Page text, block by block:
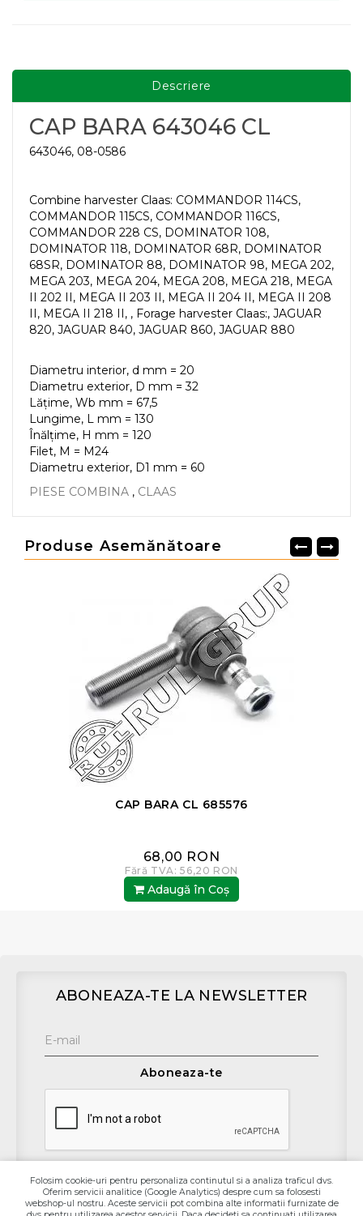
Descriere
CAP BARA 643046 CL
643046, 08-0586
Combine harvester Claas: COMMANDOR 114CS,
COMMANDOR 115CS, COMMANDOR 116CS,
COMMANDOR 228 CS, DOMINATOR 108,
DOMINATOR 118, DOMINATOR 68R, DOMINATOR
68SR, DOMINATOR 88, DOMINATOR 98, MEGA 202,
MEGA 203, MEGA 204, MEGA 208, MEGA 218, MEGA
II 202 II, MEGA II 203 II, MEGA II 204 II, MEGA II 208
II, MEGA II 218 II, , Forage harvester Claas:, JAGUAR
820, JAGUAR 840, JAGUAR 860, JAGUAR 880
Diametru interior, d mm = 20
Diametru exterior, D mm = 32
Lățime, Wb mm = 67,5
Lungime, L mm = 130
Înălțime, H mm = 120
Filet, M = М24
Diametru exterior, D1 mm = 60
PIESE COMBINA , CLAAS
Produse Asemănătoare
CAP BARA CL 685576
68,00 RON
Fără TVA: 56,20 RON
Adaugă în Coş
ABONEAZA-TE LA NEWSLETTER
Aboneaza-te
Contact
Folosim cookie-uri pentru personaliza continutul si a analiza traficul dvs.
Oferim servicii analitice (Google Analytics) despre cum sa folosesti
webshop-ul nostru. Aceste servicii pot combina alte informatii furnizate de